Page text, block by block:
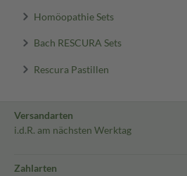
Homöopathie Sets
Bach RESCURA Sets
Rescura Pastillen
Versandarten
i.d.R. am nächsten Werktag
Zahlarten